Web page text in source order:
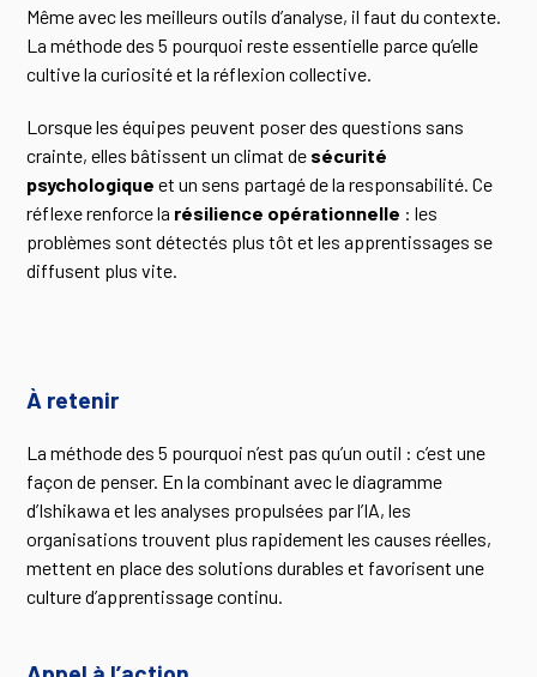
Même avec les meilleurs outils d’analyse, il faut du contexte.
La méthode des 5 pourquoi reste essentielle parce qu’elle
cultive la curiosité et la réflexion collective.
Lorsque les équipes peuvent poser des questions sans
crainte, elles bâtissent un climat de sécurité
psychologique et un sens partagé de la responsabilité. Ce
réflexe renforce la résilience opérationnelle : les
problèmes sont détectés plus tôt et les apprentissages se
diffusent plus vite.
À retenir
La méthode des 5 pourquoi n’est pas qu’un outil : c’est une
façon de penser. En la combinant avec le diagramme
d’Ishikawa et les analyses propulsées par l’IA, les
organisations trouvent plus rapidement les causes réelles,
mettent en place des solutions durables et favorisent une
culture d’apprentissage continu.